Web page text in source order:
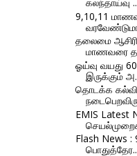
9,10,11
தலைமை
மாணவரை
ஓய்வு வயது
இருக்கும்
தொடக்க
EMIS Latest
Flash News